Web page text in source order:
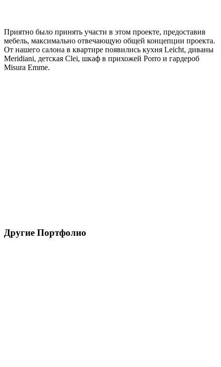
Приятно было принять участи в этом проекте, предоставив
мебель, максимально отвечающую общей концепции проекта.
От нашего салона в квартире появились кухня Leicht, диваны
Meridiani, детская Clei, шкаф в прихожей Porro и гардероб
Misura Emme.
Другие Портфолио